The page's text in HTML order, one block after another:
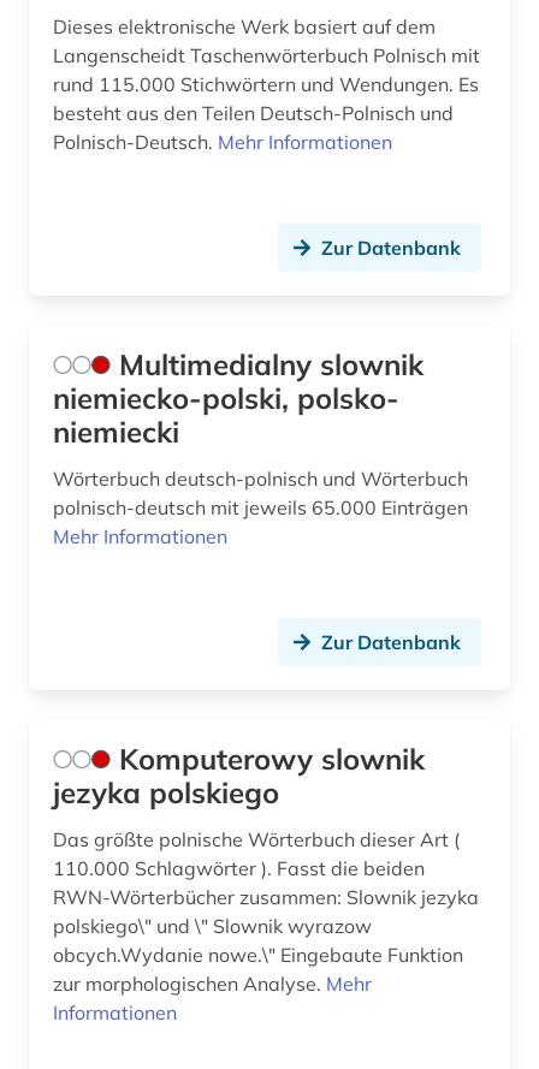
Dieses elektronische Werk basiert auf dem
Langenscheidt Taschenwörterbuch Polnisch mit
rund 115.000 Stichwörtern und Wendungen. Es
besteht aus den Teilen Deutsch-Polnisch und
Polnisch-Deutsch. Mehr Informationen
Zur Datenbank
Multimedialny slownik
niemiecko-polski, polsko-
niemiecki
Wörterbuch deutsch-polnisch und Wörterbuch
polnisch-deutsch mit jeweils 65.000 Einträgen
Mehr Informationen
Zur Datenbank
Komputerowy slownik
jezyka polskiego
Das größte polnische Wörterbuch dieser Art (
110.000 Schlagwörter ). Fasst die beiden
RWN-Wörterbücher zusammen: Slownik jezyka
polskiego\" und \" Slownik wyrazow
obcych.Wydanie nowe.\" Eingebaute Funktion
zur morphologischen Analyse. Mehr
Informationen